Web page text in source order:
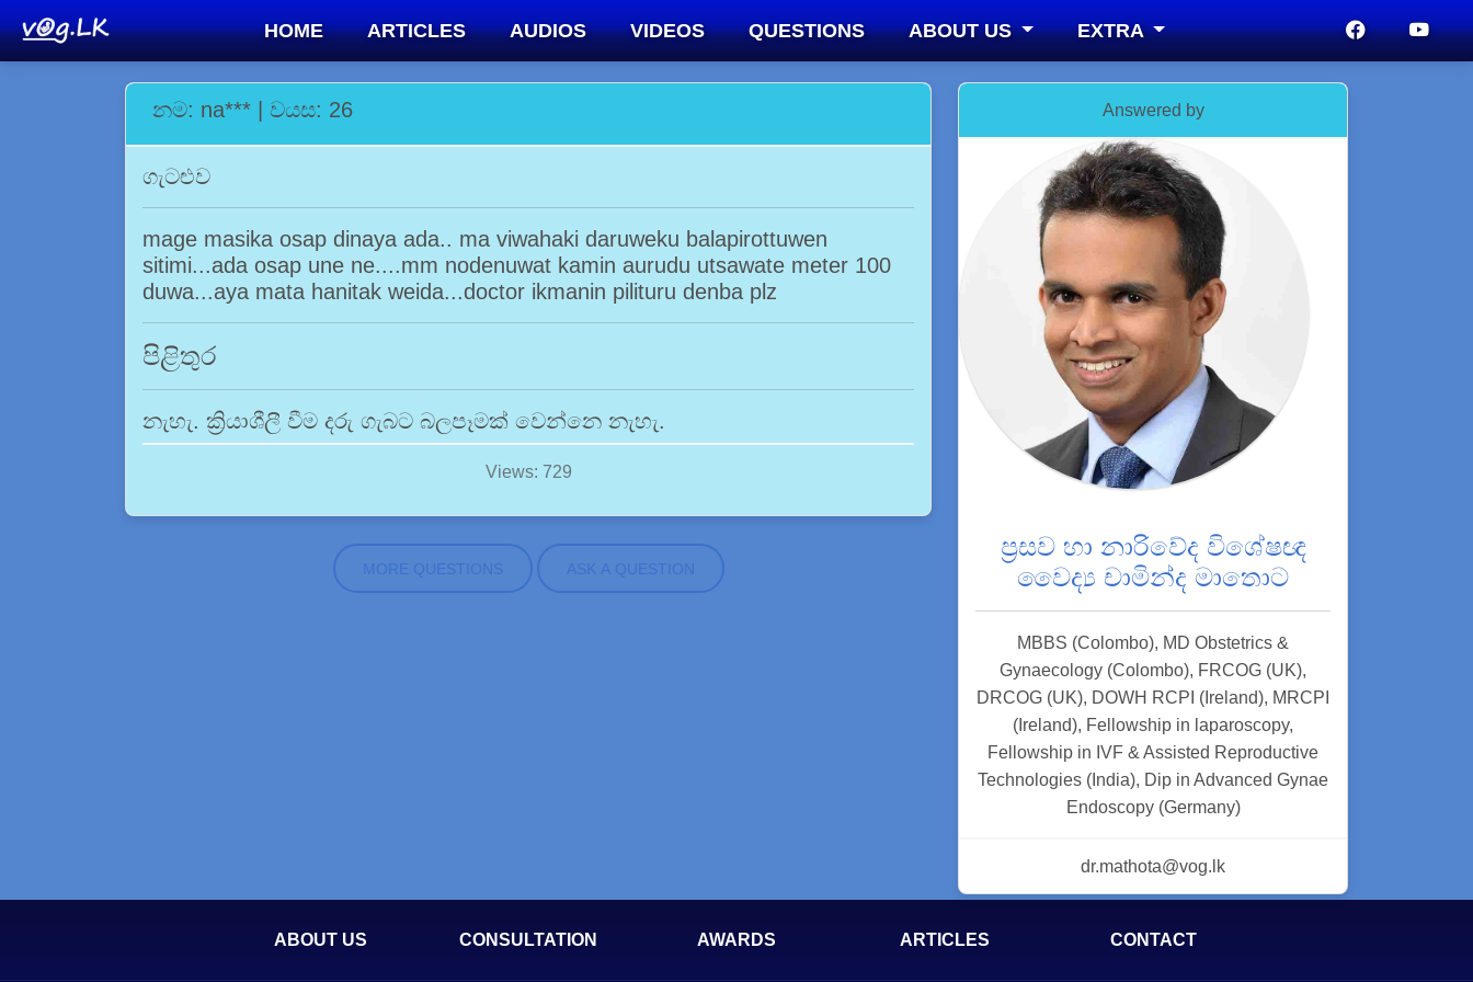
HOME ARTICLES AUDIOS VIDEOS QUESTIONS ABOUT US EXTRA
නම: na*** | වයස: 26
ගැටළුව
mage masika osap dinaya ada.. ma viwahaki daruweku balapirottuwen
sitimi...ada osap une ne....mm nodenuwat kamin aurudu utsawate meter 100
duwa...aya mata hanitak weida...doctor ikmanin pilituru denba plz
පිළිතුර
නැහැ. ක්‍රියාශීලී වීම දරු ගැබට බලපෑමක් වෙන්නෙ නැහැ.
Views: 729
MORE QUESTIONS ASK A QUESTION
Answered by
ප්‍රසව හා නාරිවේද විශේෂඥ
වෛද්‍ය චාමින්ද මාතොට
MBBS (Colombo), MD Obstetrics &
Gynaecology (Colombo), FRCOG (UK),
DRCOG (UK), DOWH RCPI (Ireland), MRCPI
(Ireland), Fellowship in laparoscopy,
Fellowship in IVF & Assisted Reproductive
Technologies (India), Dip in Advanced Gynae
Endoscopy (Germany)
dr.mathota@vog.lk
ABOUT US CONSULTATION AWARDS ARTICLES CONTACT